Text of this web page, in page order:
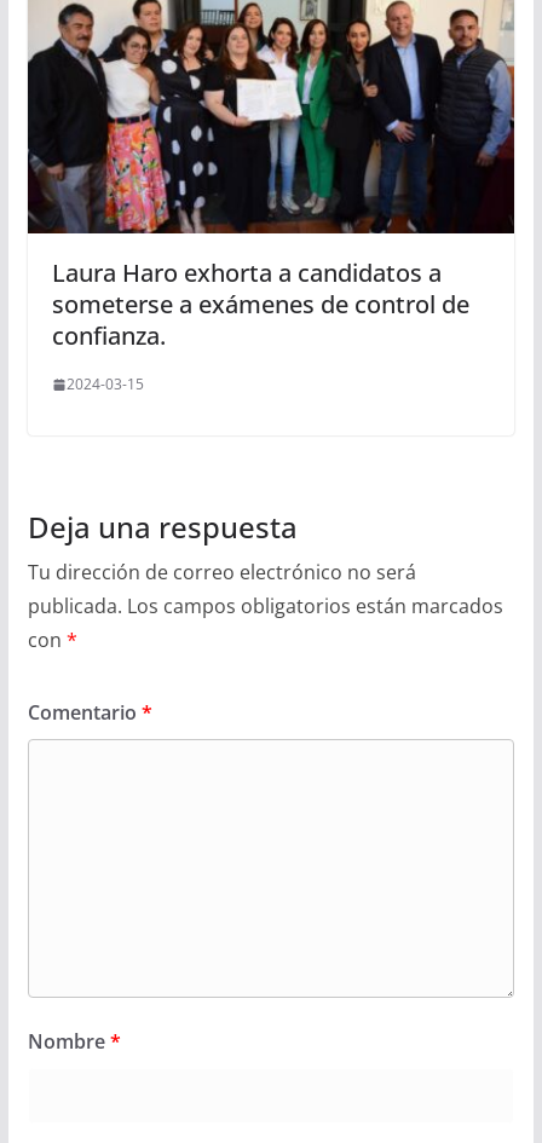
Laura Haro exhorta a candidatos a
someterse a exámenes de control de
confianza.
2024-03-15
Deja una respuesta
Tu dirección de correo electrónico no será
publicada. Los campos obligatorios están marcados
con *
Comentario *
Nombre*